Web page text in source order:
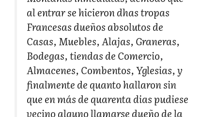
al entrar se hicieron dhas tropas
Francesas dueños absolutos de
Casas, Muebles, Alajas, Graneras,
Bodegas, tiendas de Comercio,
Almacenes, Combentos, Yglesias, y
finalmente de quanto hallaron sin
que en más de quarenta dias pudiese
vecino alguno llamarse dueño de la